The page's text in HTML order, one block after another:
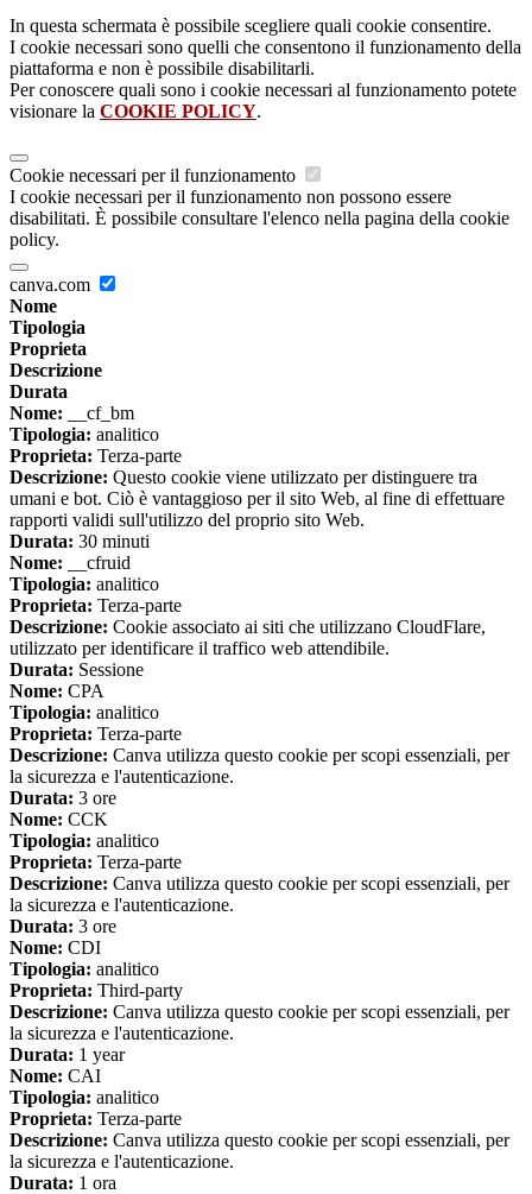
In questa schermata è possibile scegliere quali cookie consentire.
I cookie necessari sono quelli che consentono il funzionamento della
piattaforma e non è possibile disabilitarli.
Per conoscere quali sono i cookie necessari al funzionamento potete
visionare la COOKIE POLICY.
Cookie necessari per il funzionamento
I cookie necessari per il funzionamento non possono essere
disabilitati. È possibile consultare l'elenco nella pagina della cookie
policy.
canva.com
Nome
Tipologia
Proprieta
Descrizione
Durata
Nome: __cf_bm
Tipologia: analitico
Proprieta: Terza-parte
Descrizione: Questo cookie viene utilizzato per distinguere tra
umani e bot. Ciò è vantaggioso per il sito Web, al fine di effettuare
rapporti validi sull'utilizzo del proprio sito Web.
Durata: 30 minuti
Nome: __cfruid
Tipologia: analitico
Proprieta: Terza-parte
Descrizione: Cookie associato ai siti che utilizzano CloudFlare,
utilizzato per identificare il traffico web attendibile.
Durata: Sessione
Nome: CPA
Tipologia: analitico
Proprieta: Terza-parte
Descrizione: Canva utilizza questo cookie per scopi essenziali, per
la sicurezza e l'autenticazione.
Durata: 3 ore
Nome: CCK
Tipologia: analitico
Proprieta: Terza-parte
Descrizione: Canva utilizza questo cookie per scopi essenziali, per
la sicurezza e l'autenticazione.
Durata: 3 ore
Nome: CDI
Tipologia: analitico
Proprieta: Third-party
Descrizione: Canva utilizza questo cookie per scopi essenziali, per
la sicurezza e l'autenticazione.
Durata: 1 year
Nome: CAI
Tipologia: analitico
Proprieta: Terza-parte
Descrizione: Canva utilizza questo cookie per scopi essenziali, per
la sicurezza e l'autenticazione.
Durata: 1 ora